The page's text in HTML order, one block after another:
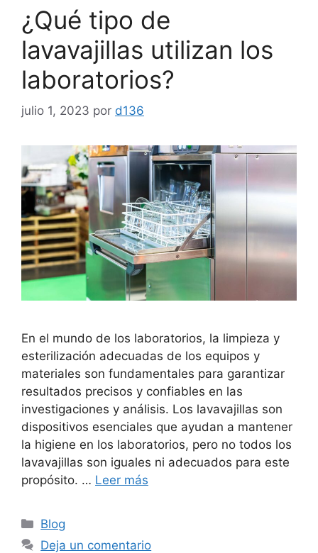
¿Qué tipo de
lavavajillas utilizan los
laboratorios?
julio 1, 2023 por d136
En el mundo de los laboratorios, la limpieza y
esterilización adecuadas de los equipos y
materiales son fundamentales para garantizar
resultados precisos y confiables en las
investigaciones y análisis. Los lavavajillas son
dispositivos esenciales que ayudan a mantener
la higiene en los laboratorios, pero no todos los
lavavajillas son iguales ni adecuados para este
propósito. … Leer más
Categorías
Blog
Deja un comentario